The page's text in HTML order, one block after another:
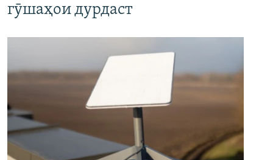
гӯшаҳои дурдаст